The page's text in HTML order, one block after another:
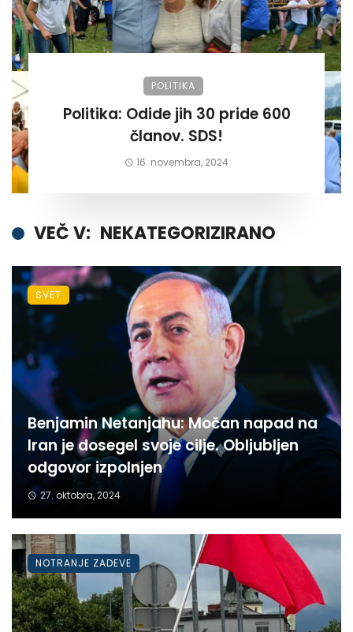
POLITIKA
Politika: Odide jih 30 pride 600
članov. SDS!
16. novembra, 2024
VEČ V: NEKATEGORIZIRANO
Benjamin Netanjahu: Močan napad na
Iran je dosegel svoje cilje. Obljubljen
odgovor izpolnjen
27. oktobra, 2024
SVET
NOTRANJE ZADEVE